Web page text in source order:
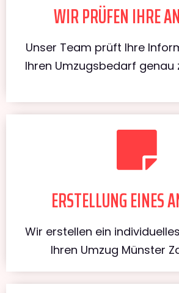
WIR PRÜFEN IHRE
Unser Team prüft Ihre
Ihren Umzugsbedarf genau
ERSTELLUNG EINES
Wir erstellen ein
Ihren Umzug Münster